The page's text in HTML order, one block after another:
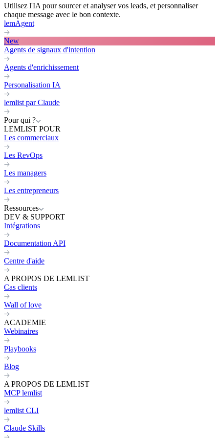
Utilisez l'IA pour sourcer et analyser vos leads, et personnaliser
chaque message avec le bon contexte.
lemAgent
New
Agents de signaux d'intention
Agents d'enrichissement
Personalisation IA
lemlist par Claude
Pour qui ?
LEMLIST POUR
Les commerciaux
Les RevOps
Les managers
Les entrepreneurs
Ressources
DEV & SUPPORT
Intégrations
Documentation API
Centre d'aide
A PROPOS DE LEMLIST
Cas clients
Wall of love
ACADEMIE
Webinaires
Playbooks
Blog
A PROPOS DE LEMLIST
MCP lemlist
lemlist CLI
Claude Skills